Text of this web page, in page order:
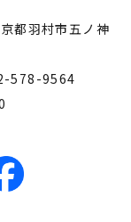
都羽村市五ノ神
578-9564